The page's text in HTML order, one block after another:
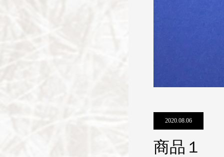
2020.08.06
商品１